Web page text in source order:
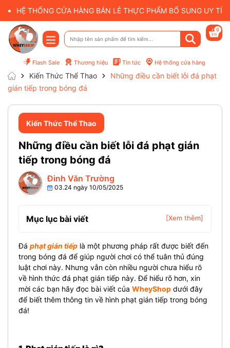
HỆ THỐNG CỬA HÀNG BÁN LẺ THỰC PHẨM BỔ SUNG UY
Flash Sale Thương hiệu Tin tức Hệ thống cửa hàng
0
Kiến Thức Thể Thao
Những điều cần biết lỗi đá phạt
gián tiếp trong bóng đá
Kiến Thức Thể Thao
Những điều cần biết lỗi đá phạt gián
tiếp trong bóng đá
Đinh Văn Trường
03.24 ngày 10/05/2025
Mục lục bài viết [Xem thêm]
Đá phạt gián tiếp là một phương pháp rất được biết đến
trong bóng đá để giúp người chơi có thể tuân thủ đúng
luật chơi này. Nhưng vẫn còn nhiều người chưa hiểu rõ
về hình thức đá phạt gián tiếp này. Để hiểu rõ hơn, xin
mời các bạn hãy đọc bài viết của WheyShop dưới đây
để biết thêm thông tin về hình phạt gián tiếp trong bóng
đá!